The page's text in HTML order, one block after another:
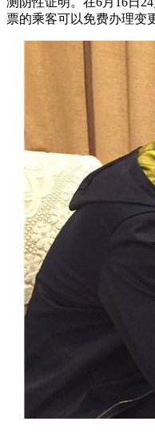
票的乘客可以免费办理变